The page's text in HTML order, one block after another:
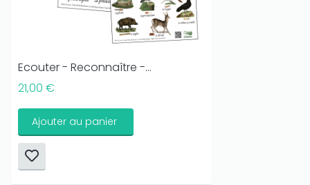
Ecouter - Reconnaître -...
21,00 €
Ajouter au panier